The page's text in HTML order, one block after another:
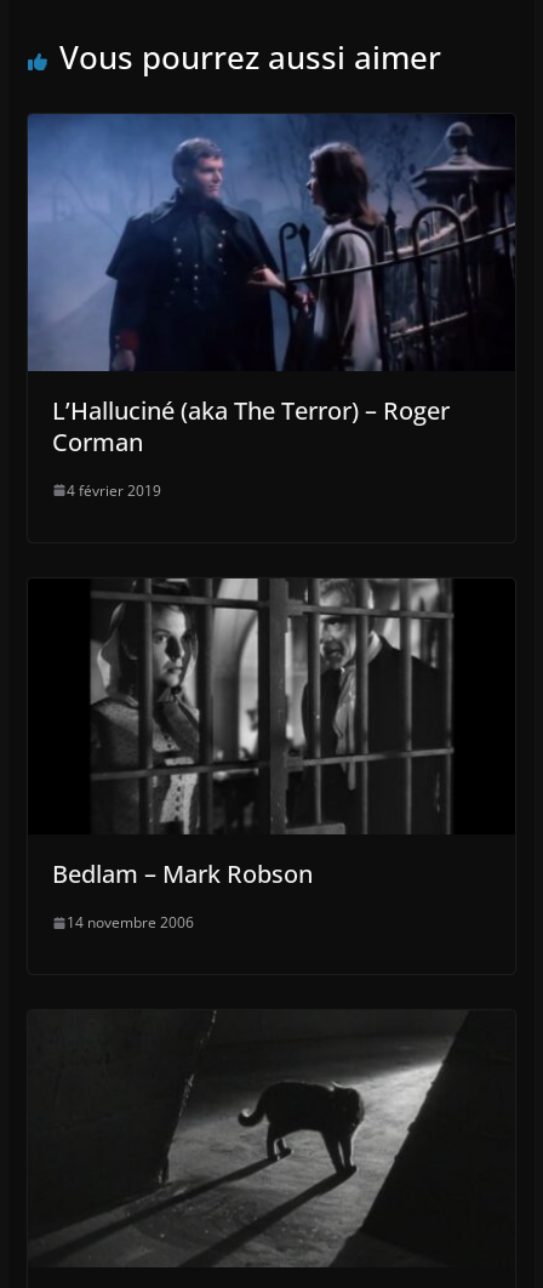
Vous pourrez aussi aimer
L’Halluciné (aka The Terror) – Roger
Corman
4 février 2019
Bedlam – Mark Robson
14 novembre 2006